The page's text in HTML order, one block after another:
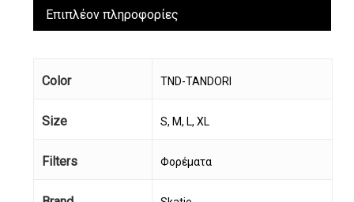
Επιπλέον πληροφορίες
Color TND-TANDORI
Size S, M, L, XL
Filters Φορέματα